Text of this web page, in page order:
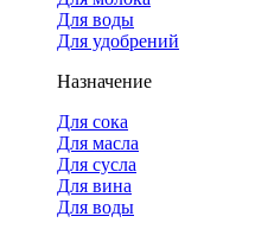
Для воды
Для удобрений
Назначение
Для сока
Для масла
Для сусла
Для вина
Для воды